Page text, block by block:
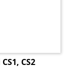
CS2